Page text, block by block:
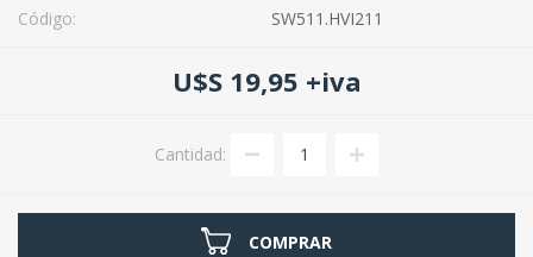
Código: SW511.HVI211
U$S 19,95 +iva
Cantidad:
COMPRAR